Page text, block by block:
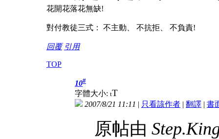
花開花落花無缺!
對付教徒三式： 不主動、 不抗拒、 不負責!
回覆 引用
TOP
10#
字體大小: tT
2007/8/21 11:11 | 只看該作者 | 翻譯 | 書
原帖由